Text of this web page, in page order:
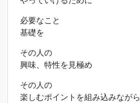
必要なこと
基礎を
その人の
興味、特性を見極め
その人の
楽しむポイントを組み込みながら